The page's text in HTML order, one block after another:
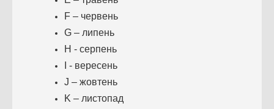
F – червень
G – липень
H - серпень
I - вересень
J – жовтень
K – листопад